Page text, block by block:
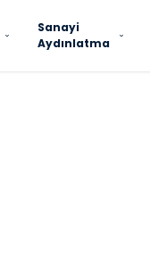
Sanayi
Aydınlatma